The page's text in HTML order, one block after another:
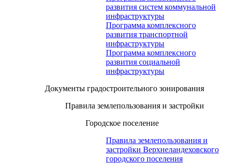
развития систем коммунальной
инфраструктуры
Программа комплексного
развития транспортной
инфраструктуры
Программа комплексного
развития социальной
инфраструктуры
Документы градостроительного зонирования
Правила землепользования и застройки
Городское поселение
Правила землепользования и
застройки Верхнеландеховского
городского поселения